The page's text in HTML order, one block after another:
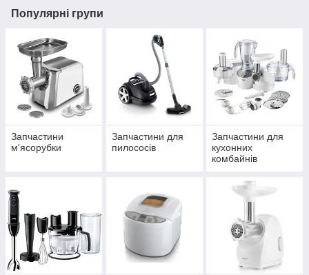
Популярні групи
Запчастини
м'ясорубки
Запчастини для
пилососів
Запчастини для
кухонних
комбайнів